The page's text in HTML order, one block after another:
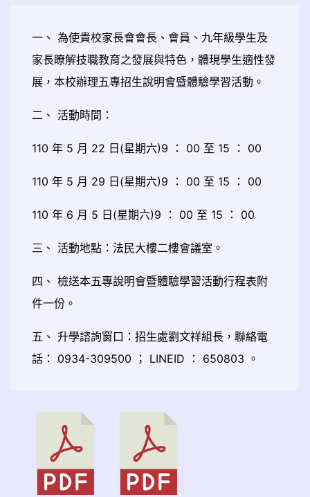
一、 為使貴校家長會會長、會員、九年級學生及
家長瞭解技職教育之發展與特色，體現學生適性發
展，本校辦理五專招生說明會暨體驗學習活動。
二、 活動時間：
110 年 5 月 22 日(星期六)9 ： 00 至 15 ： 00
110 年 5 月 29 日(星期六)9 ： 00 至 15 ： 00
110 年 6 月 5 日(星期六)9 ： 00 至 15 ： 00
三、 活動地點：法民大樓二樓會議室。
四、 檢送本五專說明會暨體驗學習活動行程表附
件一份。
五、 升學諮詢窗口：招生處劉文祥組長，聯絡電
話： 0934-309500 ； LINEID ： 650803 。